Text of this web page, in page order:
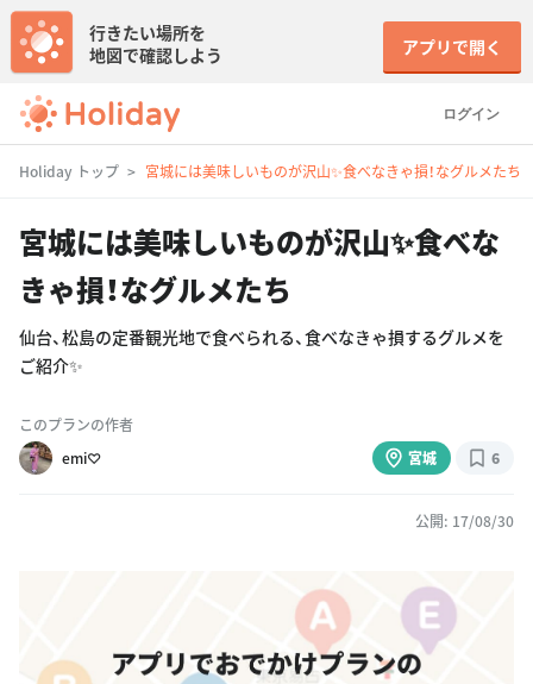
ログイン
行きたい場所を
地図で確認しよう
アプリで開く
Holiday トップ 宮城には美味しいものが沢山✨食べなきゃ損！なグルメたち
宮城には美味しいものが沢山✨食べな
きゃ損！なグルメたち
仙台、松島の定番観光地で食べられる、食べなきゃ損するグルメを
ご紹介✨
このプランの作者
emi♡
宮城 6
公開: 17/08/30